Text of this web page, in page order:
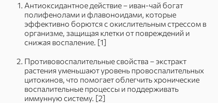
Антиоксидантное действие – иван-чай богат
полифенолами и флавоноидами, которые
эффективно борются с окислительным стрессом в
организме, защищая клетки от повреждений и
снижая воспаление. [1]
Противовоспалительные свойства – экстракт
растения уменьшают уровень провоспалительных
цитокинов, что помогает облегчить хронические
воспалительные процессы и поддерживать
иммунную систему. [2]